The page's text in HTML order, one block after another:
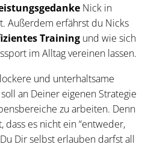
Nick in
Außerdem erfährst du Nicks
Training und wie sich
im Alltag vereinen lassen.
und unterhaltsame
an Deiner eigenen Strategie
zu arbeiten. Denn
dass es nicht ein “entweder,
Dir selbst erlauben darfst all